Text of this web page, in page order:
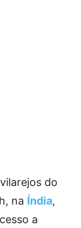
do
na Índia,
a